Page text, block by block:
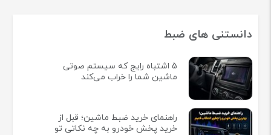
دانستنی های ضبط
5 اشتباه رایج که سیستم صوتی
ماشین شما را خراب می‌کند
راهنمای خرید ضبط ماشین؛ قبل از
خرید پخش خودرو به چه نکاتی تو